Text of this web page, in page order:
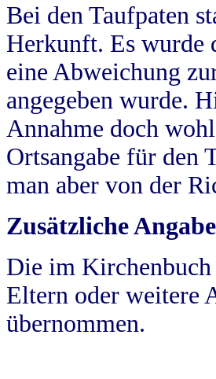
Bei den Taufpaten
Herkunft. Es wurde
eine Abweichung
angegeben wurde.
Annahme doch
Ortsangabe für den
man aber von der
Zusätzliche
Die im Kirchenbuch
Eltern oder weitere
übernommen.